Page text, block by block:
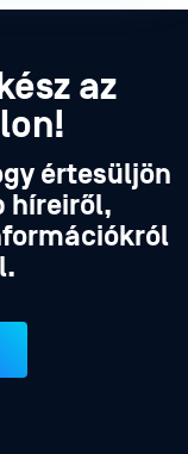
az
értesüljön
híreiről,